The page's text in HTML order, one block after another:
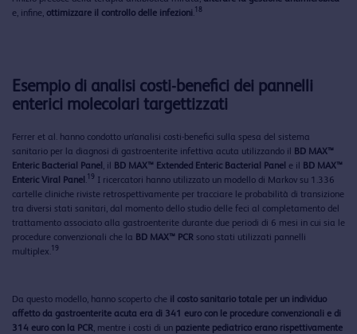
e, infine, ottimizzare il controllo delle infezioni 18
Esempio di analisi costi-benefici dei pannelli
enterici molecolari targettizzati
Ferrer et al. hanno condotto un’analisi costi-benefici sulla spesa del sistema
sanitario per la diagnosi di gastroenterite infettiva acuta utilizzando il BD MAX™
Enteric Bacterial Panel , il BD MAX™ Extended Enteric Bacterial Panel e il BD MAX™
Enteric Viral Panel 19 I ricercatori hanno utilizzato un modello di Markov su 1.336
cartelle cliniche riviste retrospettivamente per tracciare le probabilità di transizione
tra diversi stati sanitari, dal momento dello studio delle feci al completamento del
trattamento associato alla gastroenterite durante due periodi di 6 mesi in cui sia le
procedure convenzionali che la BD MAX™ PCR sono stati utilizzati pannelli
multiplex. 19
Da questo modello, hanno scoperto che il costo sanitario totale per un individuo
affetto da gastroenterite acuta era di 341 euro con le procedure convenzionali e di
314 euro con la PCR , mentre i costi di un paziente pediatrico erano rispettivamente